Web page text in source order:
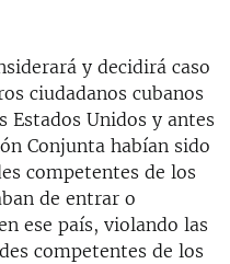
y decidirá caso
ciudadanos cubanos
Estados Unidos y antes
Conjunta habían sido
competentes de los
de entrar o
ese país, violando las
competentes de los